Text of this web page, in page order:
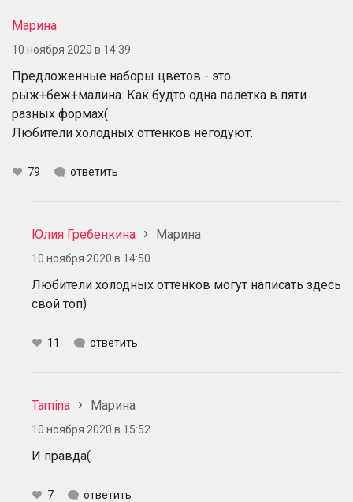
Марина
10 ноября 2020 в 14:39
Предложенные наборы цветов - это
рыж+беж+малина. Как будто одна палетка в пяти
разных формах(
Любители холодных оттенков негодуют.
79 ответить
Юлия Гребенкина Марина
10 ноября 2020 в 14:50
Любители холодных оттенков могут написать здесь
свой топ)
11 ответить
Tamina Марина
10 ноября 2020 в 15:52
И правда(
7 ответить